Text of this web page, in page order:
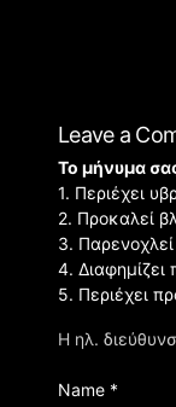
Leave a
Η ηλ.
Το μήνυμα
1. Περιέχει
2. Προκαλεί
3.
4. Διαφημίζει
5. Περιέχει
Name *